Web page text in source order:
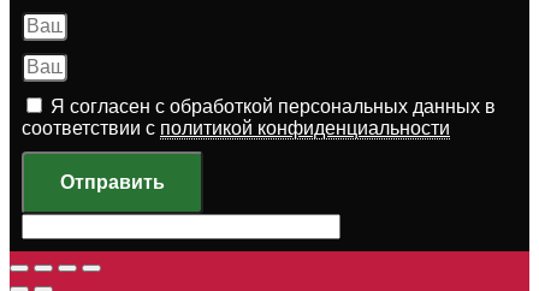
Я согласен с обработкой персональных данных в
соответствии с политикой конфиденциальности
Отправить